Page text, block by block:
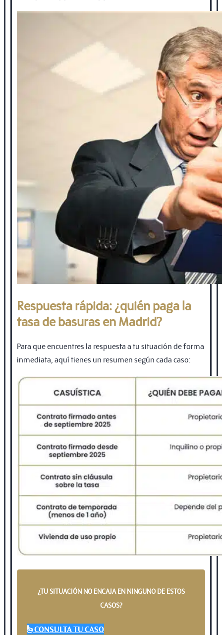
Respuesta rápida: ¿quién paga la
tasa de basuras en Madrid?
Para que encuentres la respuesta a tu situación de forma
inmediata, aquí tienes un resumen según cada caso:
¿TU SITUACIÓN NO ENCAJA EN NINGUNO DE ESTOS
CASOS?
CONSULTA TU CASO